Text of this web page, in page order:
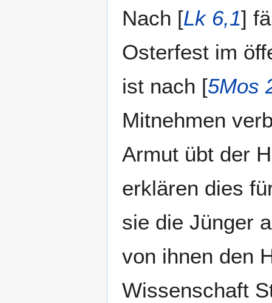
Nach [Lk 6,1]
Osterfest im
ist nach [5Mos
Mitnehmen
Armut übt der
erklären dies
sie die Jünger
von ihnen den
Wissenschaft